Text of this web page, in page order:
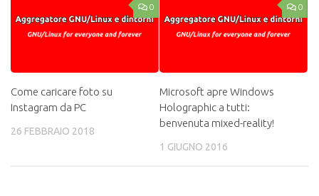
0
Come caricare foto su
Instagram da PC
26 FEBBRAIO 2018
0
Microsoft apre Windows
Holographic a tutti:
benvenuta mixed-reality!
1 GIUGNO 2016